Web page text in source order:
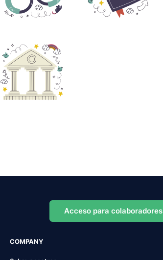
Acceso para colaboradores
COMPANY